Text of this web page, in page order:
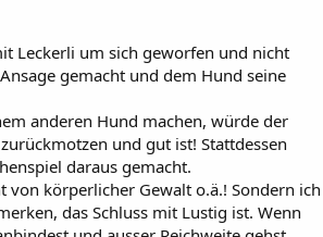
Leckerli um sich geworfen und nicht
gemacht und dem Hund seine
anderen Hund machen, würde der
und gut ist! Stattdessen
daraus gemacht.
von körperlicher Gewalt o.ä.! Sondern ich
das Schluss mit Lustig ist. Wenn